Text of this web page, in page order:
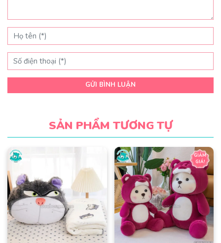
GỬI BÌNH LUẬN
SẢN PHẨM TƯƠNG TỰ
GIẢM
GIÁ!